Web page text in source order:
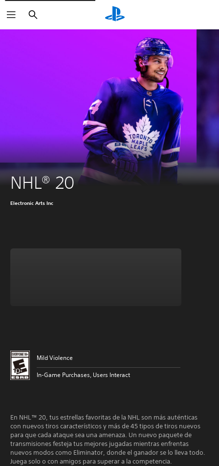
Buscar
NHL® 20
Electronic Arts Inc
Mild Violence
In-Game Purchases, Users Interact
En NHL™ 20, tus estrellas favoritas de la NHL son más auténticas
con nuevos tiros característicos y más de 45 tipos de tiros nuevos
para que cada ataque sea una amenaza. Un nuevo paquete de
transmisiones festeja tus mejores jugadas mientras enfrentas
nuevos modos como Eliminator, donde el ganador se lo lleva todo.
Juega solo o con amigos para superar a la competencia.